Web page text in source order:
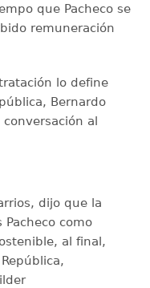
que Pacheco se
remuneración
lo define
Bernardo
al
dijo que la
como
al final,